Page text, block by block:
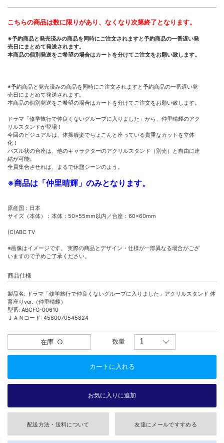
こちらの商品は数に限りがあり、なくなり次第終了となります。
※予約商品と発売済みの商品を同時にご注文されますと予約商品の一番遅い発
売日にまとめて発送されます。
本商品の個別発送をご希望の場合はカートを分けてご注文をお願い致します。
※予約商品と発売済みの商品を同時にご注文されますと予約商品の一番遅い発
売日にまとめて発送されます。
本商品の個別発送をご希望の場合はカートを分けてご注文をお願い致します。
ドラマ「修学旅行で仲良くないグループに入りました」から、仲里晴輝のアク
リルスタンドが登場！
今回のビジュアルは、体操服姿でちょこんと座っている貴重なカットを立体
化！
パズル状の台座は、他のキャラクターのアクリルスタンド（別売）と自由に連
結が可能。
全員集合させれば、まるで休憩シーンのよう。
※商品は「仲里晴輝」のみとなります。
原産国：日本
サイズ（本体）：本体：50×55mm以内／台座：60×60mm
(C)ABC TV
※画像はイメージです。 実際の商品とデザイン・仕様が一部異なる場合がござ
いますので予めご了承ください。
商品仕様
製品名: ドラマ「修学旅行で仲良くないグループに入りました」アクリルスタンド 体
育座りver.（仲里晴輝）
型番: ABCFG-00610
ＪＡＮコード: 4580070545824
在庫 ○ 数量
配送方法・送料について 友達にメールですすめる